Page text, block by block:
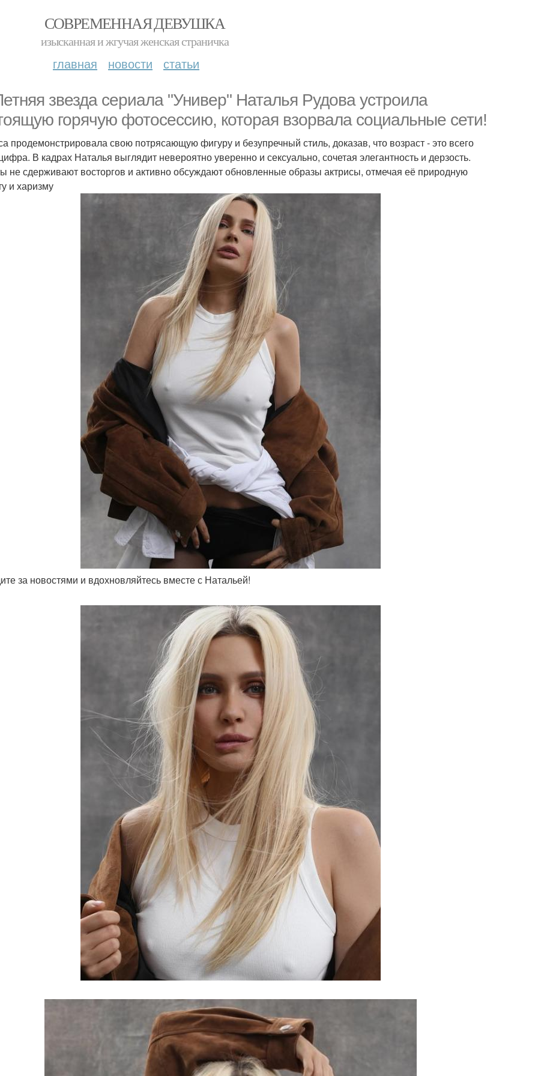
СОВРЕМЕННАЯ ДЕВУШКА
изысканная и жгучая женская страничка
главная новости статьи
звезда сериала "Универ" Наталья Рудова устроила
горячую фотосессию, которая взорвала социальные сети!
продемонстрировала свою потрясающую фигуру и безупречный стиль, доказав, что возраст - это всего
В кадрах Наталья выглядит невероятно уверенно и сексуально, сочетая элегантность и дерзость.
не сдерживают восторгов и активно обсуждают обновленные образы актрисы, отмечая её природную
и харизму
за новостями и вдохновляйтесь вместе с Натальей!